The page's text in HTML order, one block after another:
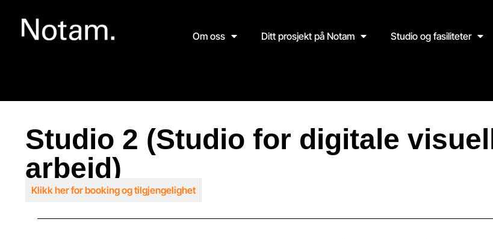
Om oss Ditt prosjekt på Notam Studio og fasiliteter
Studio 2 (Studio for digitale
arbeid)
Klikk her for booking og tilgjengelighet